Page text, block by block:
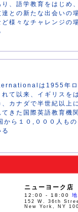
り、語学教育をはじめ
達との新たな出会いの
ど様々なチャレンジの
は1955年
れて以来、イギリスを
、カナダで半世紀以上
てきた国際英語教育機
から１０,０００人も
ニューヨーク店
12:00 - 18:00
152 W. 36th
New York, NY